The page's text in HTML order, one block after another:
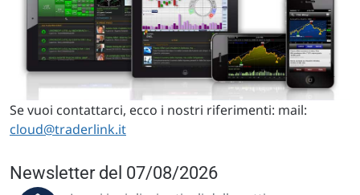
Se vuoi contattarci, ecco i nostri riferimenti: mail:
cloud@traderlink.it
Newsletter del 07/08/2026